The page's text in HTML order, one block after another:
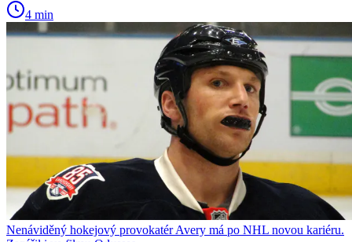
4 min
Nenáviděný hokejový provokatér Avery má po NHL novou kariéru.